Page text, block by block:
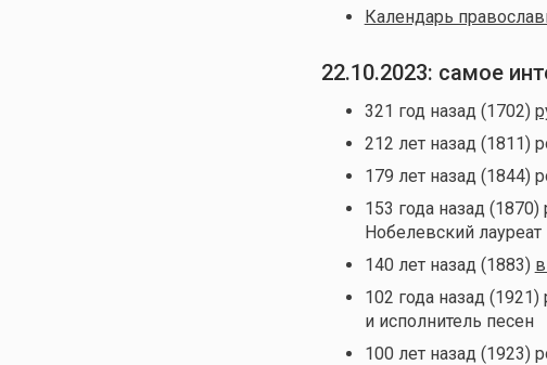
Календарь
22.10.2023: самое
321 год назад (1702)
212 лет назад (1811)
179 лет назад (1844)
153 года назад (1870)
Нобелевский лауреат
140 лет назад (1883)
102 года назад (1921)
и исполнитель песен
100 лет назад (1923)